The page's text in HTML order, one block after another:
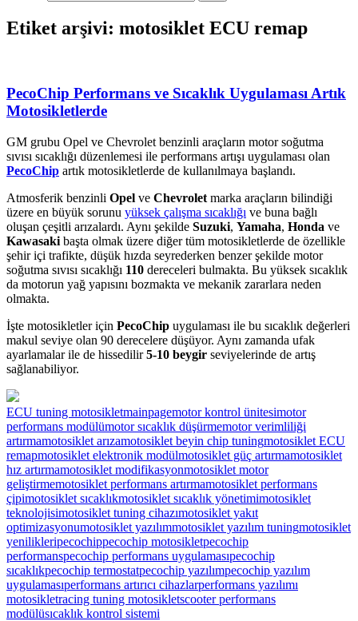
Etiket arşivi: motosiklet ECU remap
PecoChip Performans ve Sıcaklık Uygulaması Artık
Motosikletlerde
GM grubu Opel ve Chevrolet benzinli araçların motor soğutma
sıvısı sıcaklığı düzenlemesi ile performans artışı uygulaması olan
PecoChip artık motosikletlerde de kullanılmaya başlandı.
Atmosferik benzinli Opel ve Chevrolet marka araçların bilindiği
üzere en büyük sorunu yüksek çalışma sıcaklığı ve buna bağlı
oluşan çeşitli arızalardı. Aynı şekilde Suzuki, Yamaha, Honda ve
Kawasaki başta olmak üzere diğer tüm motosikletlerde de özellikle
şehir içi trafikte, düşük hızda seyrederken benzer şekilde motor
soğutma sıvısı sıcaklığı 110 dereceleri bulmakta. Bu yüksek sıcaklık
da motorun yağ yapısını bozmakta ve mekanik zararlara neden
olmakta.
İşte motosikletler için PecoChip uygulaması ile bu sıcaklık değerleri
makul seviye olan 90 derecelere düşüyor. Aynı zamanda ufak
ayarlamalar ile de hissedilir5-10 beygir seviyelerinde de artış
sağlanabiliyor.
ECU tuning motosikletmainpagemotor kontrol ünitesimotor
performans modülümotor sıcaklık düşürmemotor verimliliği
artırmamotosiklet arızamotosiklet beyin chip tuningmotosiklet ECU
remapmotosiklet elektronik modülmotosiklet güç artırmamotosiklet
hız artırmamotosiklet modifikasyonmotosiklet motor
geliştirmemotosiklet performans artırmamotosiklet performans
çipimotosiklet sıcaklıkmotosiklet sıcaklık yönetimimotosiklet
teknolojisimotosiklet tuning cihazımotosiklet yakıt
optimizasyonumotosiklet yazılımmotosiklet yazılım tuningmotosiklet
yenilikleripecochippecochip motosikletpecochip
performanspecochip performans uygulamasıpecochip
sıcaklıkpecochip termostatpecochip yazılımpecochip yazılım
uygulamasıperformans artırıcı cihazlarperformans yazılımı
motosikletracing tuning motosikletscooter performans
modülüsıcaklık kontrol sistemi